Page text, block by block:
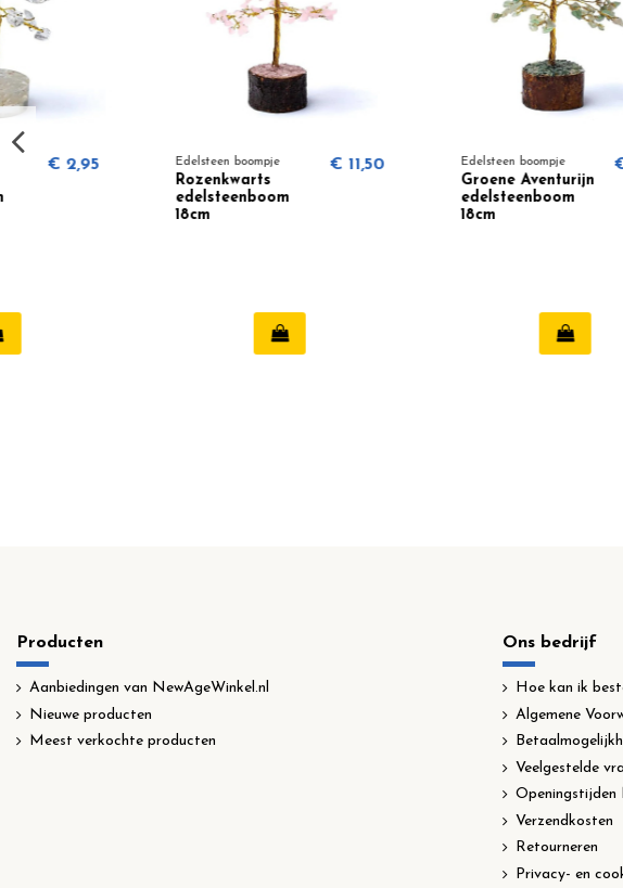
Edelsteen boompje € 11,50 Edelsteen boompje
Groene Aventurijn
€ 11,50
Producten
Aanbiedingen van NewAgeWinkel.nl
Nieuwe producten
Meest verkochte producten
Ons bedrijf
Hoe kan ik
Algemene
Veelgestelde
Openingstijden
Verzendkosten
Retourneren
Privacy- en